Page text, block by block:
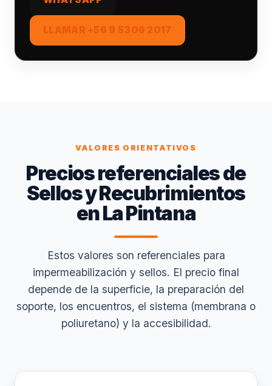
LLAMAR +56 9 5306 2017
VALORES ORIENTATIVOS
Precios referenciales de
Sellos y Recubrimientos
en La Pintana
Estos valores son referenciales para
impermeabilización y sellos. El precio final
depende de la superficie, la preparación del
soporte, los encuentros, el sistema (membrana o
poliuretano) y la accesibilidad.